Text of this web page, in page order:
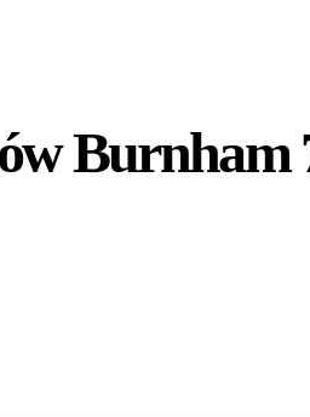
Burnham